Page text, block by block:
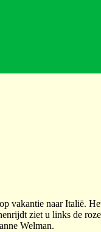
vakantie naar Italië.
ziet u links de
Welman.